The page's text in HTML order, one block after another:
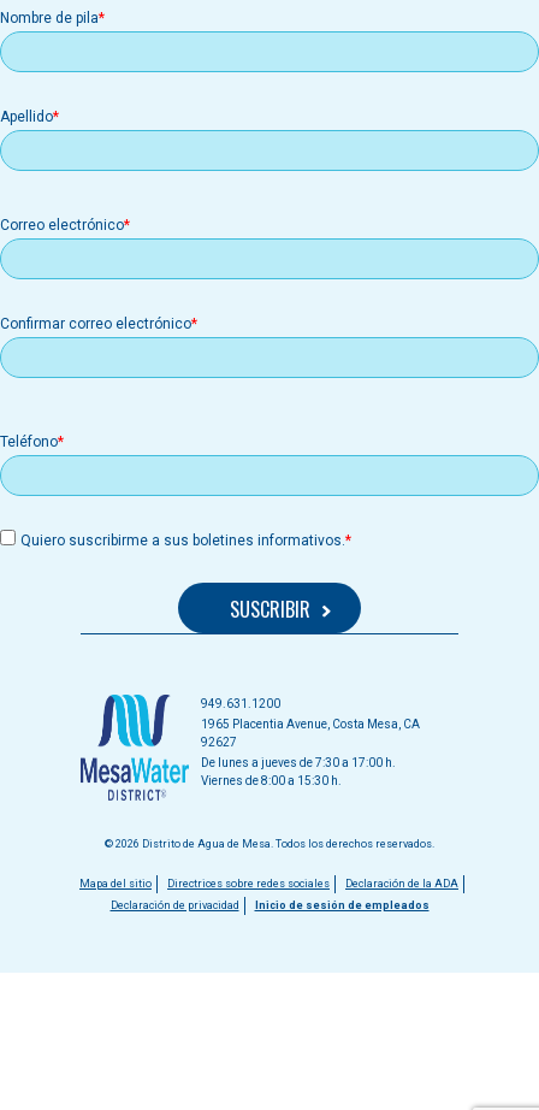
Nombre de pila
Apellido
Correo
electrónico
Correo electrónico
Confirmar correo electrónico
Teléfono
Quiero suscribirme a sus boletines informativos.
949.631.1200
1965 Placentia Avenue, Costa Mesa, CA
92627
De lunes a jueves de 7:30 a 17:00 h.
Viernes de 8:00 a 15:30 h.
© 2026 Distrito de Agua de Mesa. Todos los derechos reservados.
Menú
pie
Mapa del sitio Directrices sobre redes sociales
Declaración de la ADA
Declaración de privacidad
Inicio de sesión de empleados